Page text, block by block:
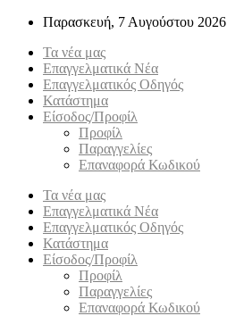
Παρασκευή, 7 Αυγούστου 2026
Τα νέα μας
Επαγγελματικά Νέα
Επαγγελματικός Οδηγός
Κατάστημα
Είσοδος/Προφίλ
Προφίλ
Παραγγελίες
Επαναφορά Κωδικού
Τα νέα μας
Επαγγελματικά Νέα
Επαγγελματικός Οδηγός
Κατάστημα
Είσοδος/Προφίλ
Προφίλ
Παραγγελίες
Επαναφορά Κωδικού